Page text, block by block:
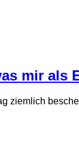
mir als
ziemlich